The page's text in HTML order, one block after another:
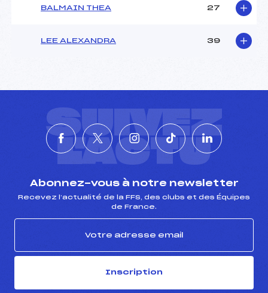
BALMAIN THEA 27
LEE ALEXANDRA 39
SUIVEZ
L'ACTU
Abonnez-vous à notre newsletter
Recevez l’actualité de la FFS, des clubs et des Équipes
de France.
Inscription